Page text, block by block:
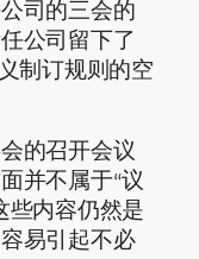
司的三会的
公司留下了
制订规则的空
的召开会议
并不属于“议
些内容仍然是
易引起不必